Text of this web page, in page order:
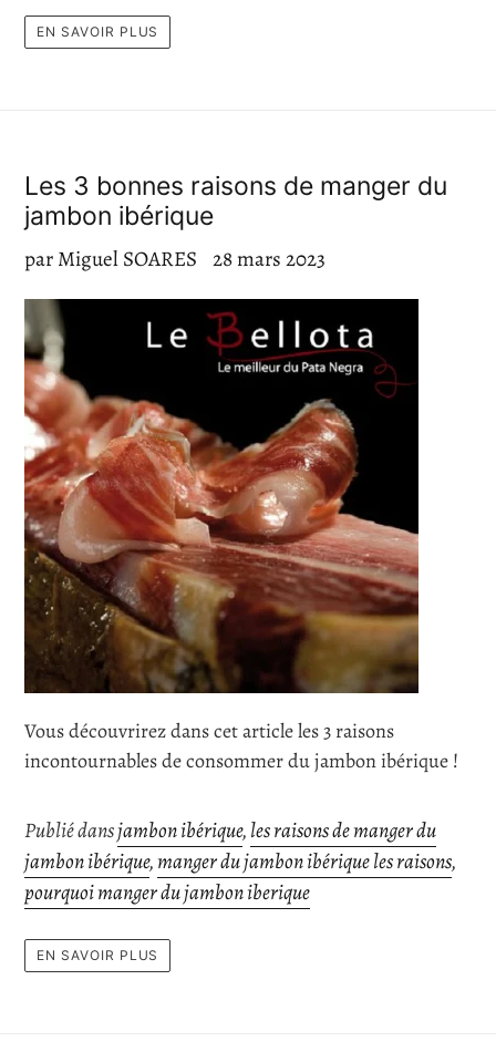
EN SAVOIR PLUS
Les 3 bonnes raisons de manger du
jambon ibérique
par Miguel SOARES 28 mars 2023
Vous découvrirez dans cet article les 3 raisons
incontournables de consommer du jambon ibérique !
Publié dansjambon ibérique,les raisons de manger du
jambon ibérique,manger du jambon ibérique les raisons,
pourquoi manger du jambon iberique
EN SAVOIR PLUS